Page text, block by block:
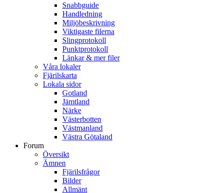
Snabbguide
Handledning
Miljöbeskrivning
Viktigaste filerna
Slingprotokoll
Punktprotokoll
Länkar & mer filer
Våra lokaler
Fjärilskarta
Lokala sidor
Gotland
Jämtland
Närke
Västerbotten
Västmanland
Västra Götaland
Forum
Översikt
Ämnen
Fjärilsfrågor
Bilder
Allmänt